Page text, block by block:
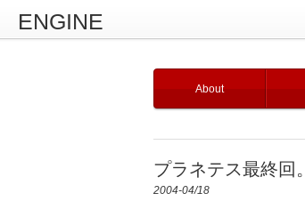
ENGINE
About
プラネテス最終回。
2004-04/18